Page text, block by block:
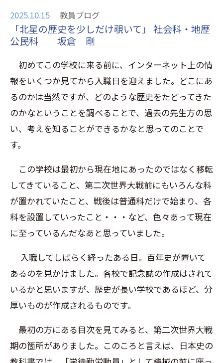
2025.10.15 教員ブログ
「北星の歴史を少しだけ覗いて」 社会科・地歴
公民科 坂倉 剛
初めてこの学校に来る前に、インターネット上の情
報をいくつか見てから入職日を迎えました。どこにあ
るのかは当然ですが、どのような歴史をたどってきた
のかなということを調べることで、過去の先生方の思
い、考えを知ることができるかなと思ってのことで
す。
この学校は最初から現在地にあったのではなく移転
してきていること、第二次世界大戦前にもいろんな科
が置かれていたこと、戦後は普通科だけで始まり、各
科を設置していったこと・・・など、色々あって現在
に至っているんだなあと思っていました。
入職してしばらく経ったある日。百年史が置いて
あるのを見かけました。各校で記念誌の作成はされて
いるかと思いますが、歴史が長い学校であるほど、分
厚いものが作成されるものです。
最初の方にある目次を見てみると、第二次世界大戦
期の箇所がありました。このころと言えば、日本史の